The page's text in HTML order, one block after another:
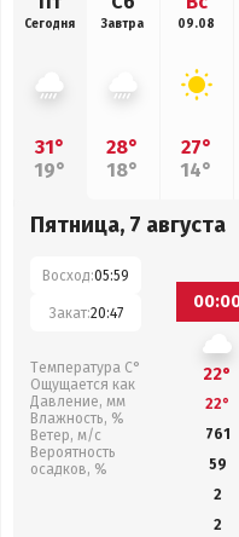
Сегодня
31°
19°
Завтра
28°
18°
09.08
27°
14°
Пятница, 7 августа
Восход:05:59
Закат:20:47
Температура С°
Ощущается как
Давление, мм
Влажность, %
Ветер, м/с
Вероятность
осадков, %
22°
22°
761
59
2
2